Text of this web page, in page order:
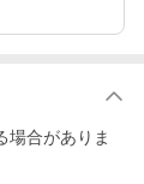
場合がありま